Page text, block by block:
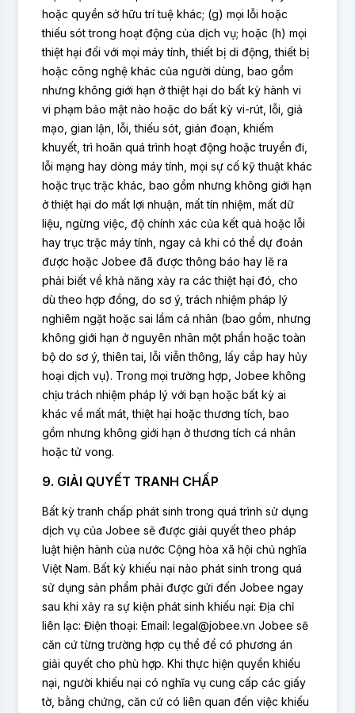
hoặc quyền sở hữu trí tuệ khác; (g) mọi lỗi hoặc
thiếu sót trong hoạt động của dịch vụ; hoặc (h) mọi
thiệt hại đối với mọi máy tính, thiết bị di động, thiết bị
hoặc công nghệ khác của người dùng, bao gồm
nhưng không giới hạn ở thiệt hại do bất kỳ hành vi
vi phạm bảo mật nào hoặc do bất kỳ vi-rút, lỗi, giả
mạo, gian lận, lỗi, thiếu sót, gián đoạn, khiếm
khuyết, trì hoãn quá trình hoạt động hoặc truyền đi,
lỗi mạng hay dòng máy tính, mọi sự cố kỹ thuật khác
hoặc trục trặc khác, bao gồm nhưng không giới hạn
ở thiệt hại do mất lợi nhuận, mất tín nhiệm, mất dữ
liệu, ngừng việc, độ chính xác của kết quả hoặc lỗi
hay trục trặc máy tính, ngay cả khi có thể dự đoán
được hoặc Jobee đã được thông báo hay lẽ ra
phải biết về khả năng xảy ra các thiệt hại đó, cho
dù theo hợp đồng, do sơ ý, trách nhiệm pháp lý
nghiêm ngặt hoặc sai lầm cá nhân (bao gồm, nhưng
không giới hạn ở nguyên nhân một phần hoặc toàn
bộ do sơ ý, thiên tai, lỗi viễn thông, lấy cắp hay hủy
hoại dịch vụ). Trong mọi trường hợp, Jobee không
chịu trách nhiệm pháp lý với bạn hoặc bất kỳ ai
khác về mất mát, thiệt hại hoặc thương tích, bao
gồm nhưng không giới hạn ở thương tích cá nhân
hoặc tử vong.
9. GIẢI QUYẾT TRANH CHẤP
Bất kỳ tranh chấp phát sinh trong quá trình sử dụng
dịch vụ của Jobee sẽ được giải quyết theo pháp
luật hiện hành của nước Cộng hòa xã hội chủ nghĩa
Việt Nam. Bất kỳ khiếu nại nào phát sinh trong quá
sử dụng sản phẩm phải được gửi đến Jobee ngay
sau khi xảy ra sự kiện phát sinh khiếu nại: Địa chỉ
liên lạc: Điện thoại: Email: legal@jobee.vn Jobee sẽ
căn cứ từng trường hợp cụ thể để có phương án
giải quyết cho phù hợp. Khi thực hiện quyền khiếu
nại, người khiếu nại có nghĩa vụ cung cấp các giấy
tờ, bằng chứng, căn cứ có liên quan đến việc khiếu